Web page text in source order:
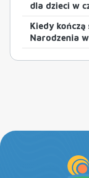
dla dzieci w
Kiedy kończą
Narodzenia